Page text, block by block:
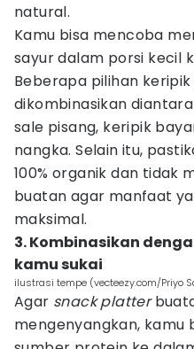
natural.
Kamu bisa mencoba
sayur dalam porsi kecil
Beberapa pilihan
dikombinasikan
sale pisang, keripik
nangka. Selain itu,
100% organik dan tidak
buatan agar manfaat
maksimal.
3. Kombinasikan
kamu sukai
ilustrasi tempe (vecteezy.com/Priyo
Agar snack platter
mengenyangkan, kamu